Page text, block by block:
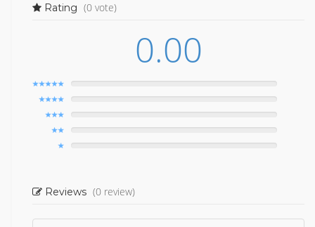
Rating (0 vote)
0.00
Reviews (0 review)